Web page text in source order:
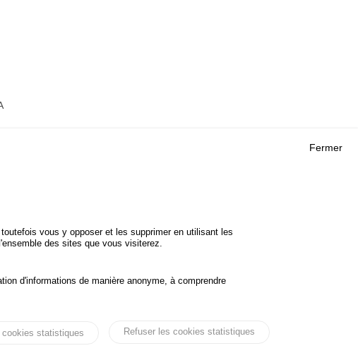
DE SÉCURITÉ
Fermer
vous y opposer et les supprimer en utilisant les
des sites que vous visiterez.
d'informations de manière anonyme, à comprendre
statistiques Refuser les cookies statistiques